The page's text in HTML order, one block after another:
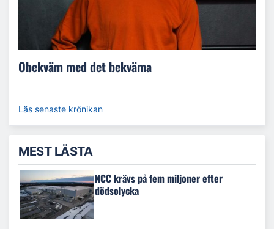
Obekväm med det bekväma
Läs senaste krönikan
MEST LÄSTA
NCC krävs på fem miljoner efter
dödsolycka